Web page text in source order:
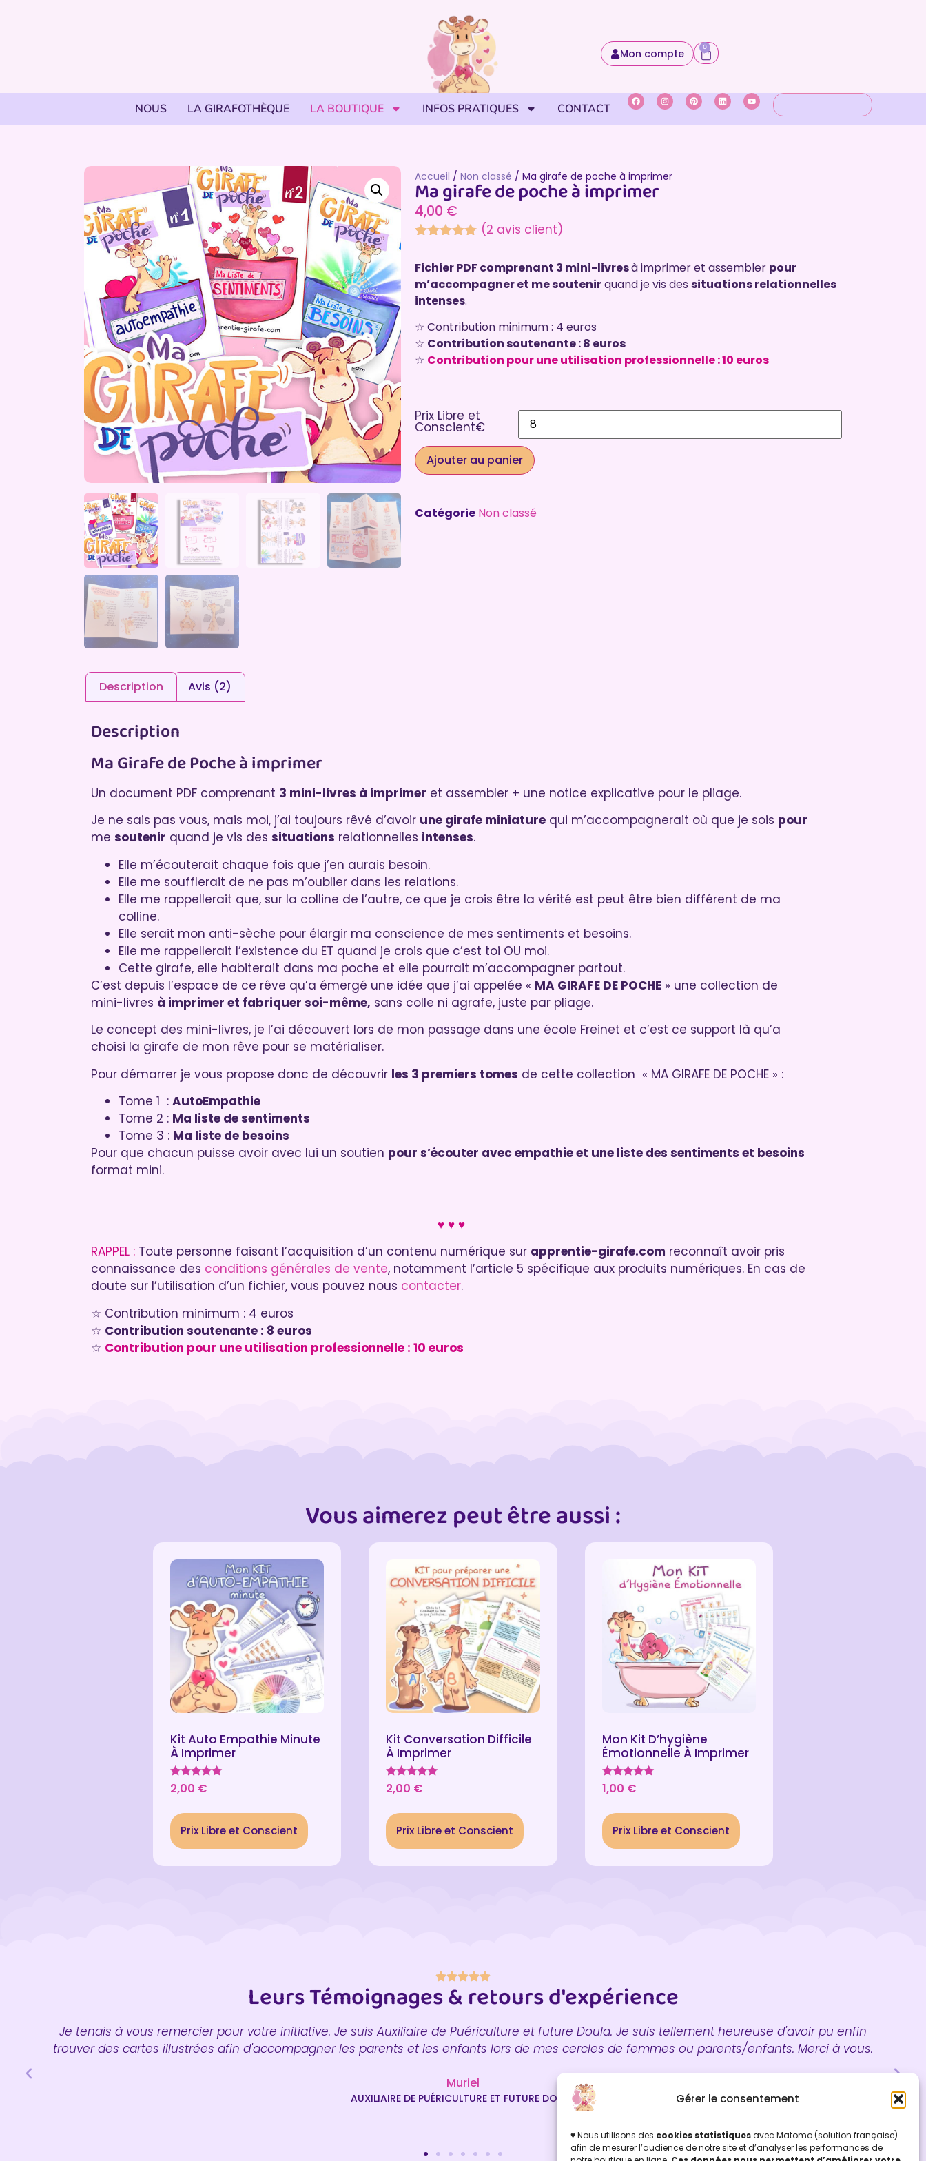
Gérer le consentement
♥ Nous utilisons des cookies statistiquesavec Matomo (solution française)
afin de mesurer l’audience de notre site et d’analyser les performances de
Mon compte 0
NOUS LA GIRAFOTHÈQUE LA BOUTIQUE INFOS PRATIQUES CONTACT
Accueil /Non classé / Ma girafe de poche à imprimer
Ma girafe de poche à imprimer
4,00 €
basé sur
notation
client
(2 avis client)
Fichier PDF comprenant 3 mini-livresà imprimer et assembler pour
m’accompagner et me soutenirquand je vis dessituations relationnelles
intenses.
☆ Contribution minimum : 4 euros
☆ Contribution soutenante : 8 euros
☆ Contribution pour une utilisation professionnelle : 10 euros
Prix Libre et
Conscient€
Ajouter au panier
Catégorie Non classé
Description Avis (2)
Description
Ma Girafe de Poche à imprimer
Un document PDF comprenant 3 mini-livres à imprimer et assembler + une notice explicative pour le pliage.
Je ne sais pas vous, mais moi, j’ai toujours rêvé d’avoir une girafe miniature qui m’accompagnerait où que je sois pour
me soutenir quand je vis des situations relationnelles intenses.
Elle m’écouterait chaque fois que j’en aurais besoin.
Elle me soufflerait de ne pas m’oublier dans les relations.
Elle me rappellerait que, sur la colline de l’autre, ce que je crois être la vérité est peut être bien différent de ma
colline.
Elle serait mon anti-sèche pour élargir ma conscience de mes sentiments et besoins.
Elle me rappellerait l’existence du ET quand je crois que c’est toi OU moi.
Cette girafe, elle habiterait dans ma poche et elle pourrait m’accompagner partout.
C’est depuis l’espace de ce rêve qu’a émergé une idée que j’ai appelée « MA GIRAFE DE POCHE » une collection de
mini-livres à imprimer et fabriquer soi-même, sans colle ni agrafe, juste par pliage.
Le concept des mini-livres, je l’ai découvert lors de mon passage dans une école Freinet et c’est ce support là qu’a
choisi la girafe de mon rêve pour se matérialiser.
Pour démarrer je vous propose donc de découvrir les 3 premiers tomes de cette collection « MA GIRAFE DE POCHE » :
Tome 1 : AutoEmpathie
Tome 2 : Ma liste de sentiments
Tome 3 : Ma liste de besoins
Pour que chacun puisse avoir avec lui un soutien pour s’écouter avec empathie et une liste des sentiments et besoins
format mini.
♥ ♥ ♥
RAPPEL : Toute personne faisant l’acquisition d’un contenu numérique sur apprentie-girafe.com reconnaît avoir pris
connaissance des conditions générales de vente, notamment l’article 5 spécifique aux produits numériques. En cas de
doute sur l’utilisation d’un fichier, vous pouvez nous contacter.
☆ Contribution minimum : 4 euros
☆ Contribution soutenante : 8 euros
☆ Contribution pour une utilisation professionnelle : 10 euros
Vous aimerez peut être aussi :
Kit Auto Empathie Minute
À Imprimer
Note
5.00
2,00 €
Prix Libre et Conscient
Kit Conversation Difficile
À Imprimer
Note
5.00
2,00 €
Prix Libre et Conscient
Mon Kit D’hygiène
Émotionnelle À Imprimer
Note
5.00
1,00 €
Prix Libre et Conscient
Leurs Témoignages & retours d'expérience
Je tenais à vous remercier pour votre initiative. Je suis Auxiliaire de Puériculture et future Doula. Je suis tellement heureuse d'avoir pu enfin
trouver des cartes illustrées afin d'accompagner les parents et les enfants lors de mes cercles de femmes ou parents/enfants. Merci à vous.
Muriel
AUXILIAIRE DE PUÉRICULTURE ET FUTURE DOULA